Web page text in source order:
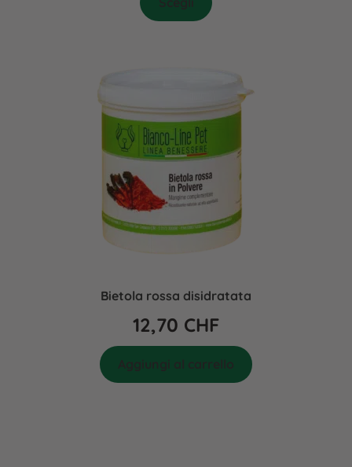
Bietola rossa disidratata
12,70 CHF